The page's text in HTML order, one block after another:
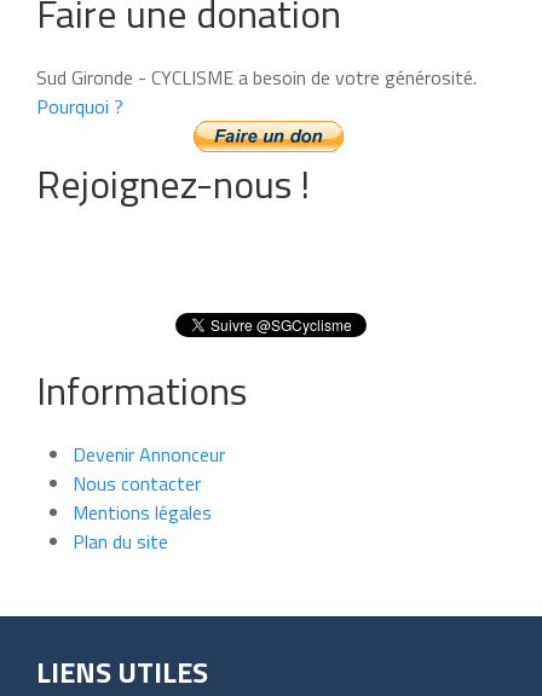
Faire une donation
Sud Gironde - CYCLISME a besoin de votre générosité.
Pourquoi ?
Rejoignez-nous !
Informations
Devenir Annonceur
Nous contacter
Mentions légales
Plan du site
LIENS UTILES